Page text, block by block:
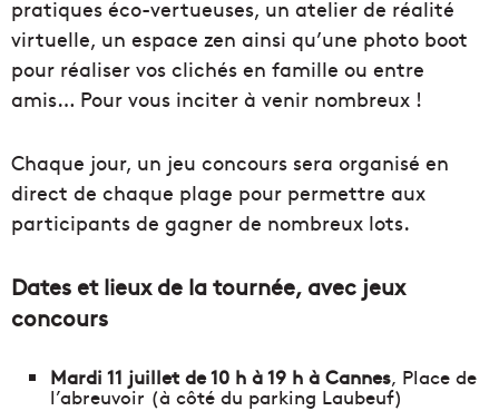
pratiques éco-vertueuses, un atelier de réalité
virtuelle, un espace zen ainsi qu’une photo boot
pour réaliser vos clichés en famille ou entre
amis… Pour vous inciter à venir nombreux !
Chaque jour, un jeu concours sera organisé en
direct de chaque plage pour permettre aux
participants de gagner de nombreux lots.
Dates et lieux de la tournée, avec jeux
concours
Mardi 11 juillet de 10 h à 19 h à Cannes, Place de
l’abreuvoir (à côté du parking Laubeuf)